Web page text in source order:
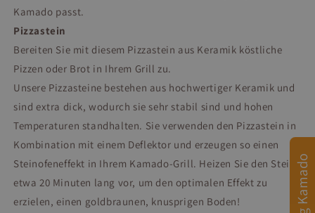
Kamado passt.
Pizzastein
Bereiten Sie mit diesem Pizzastein aus Keramik köstliche
Pizzen oder Brot in Ihrem Grill zu.
Unsere Pizzasteine ​​bestehen aus hochwertiger Keramik und
sind extra dick, wodurch sie sehr stabil sind und hohen
Temperaturen standhalten. Sie verwenden den Pizzastein in
Kombination mit einem Deflektor und erzeugen so einen
Steinofeneffekt in Ihrem Kamado-Grill. Heizen Sie den Stein
etwa 20 Minuten lang vor, um den optimalen Effekt zu
erzielen, einen goldbraunen, knusprigen Boden!